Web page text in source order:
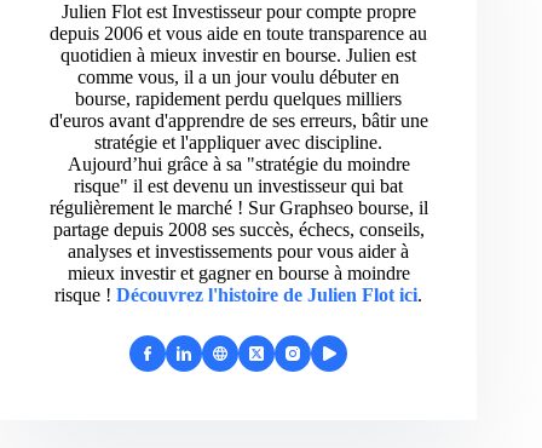
Julien Flot est Investisseur pour compte propre
depuis 2006 et vous aide en toute transparence au
quotidien à mieux investir en bourse. Julien est
comme vous, il a un jour voulu débuter en
bourse, rapidement perdu quelques milliers
d'euros avant d'apprendre de ses erreurs, bâtir une
stratégie et l'appliquer avec discipline.
Aujourd’hui grâce à sa "stratégie du moindre
risque" il est devenu un investisseur qui bat
régulièrement le marché ! Sur Graphseo bourse, il
partage depuis 2008 ses succès, échecs, conseils,
analyses et investissements pour vous aider à
mieux investir et gagner en bourse à moindre
risque ! Découvrez l'histoire de Julien Flot ici.